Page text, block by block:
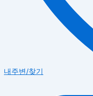
내주변/찾기